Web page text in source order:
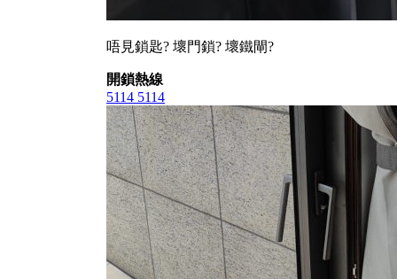
唔見鎖匙? 壞門鎖? 壞鐵閘?
開鎖熱線
5114 5114